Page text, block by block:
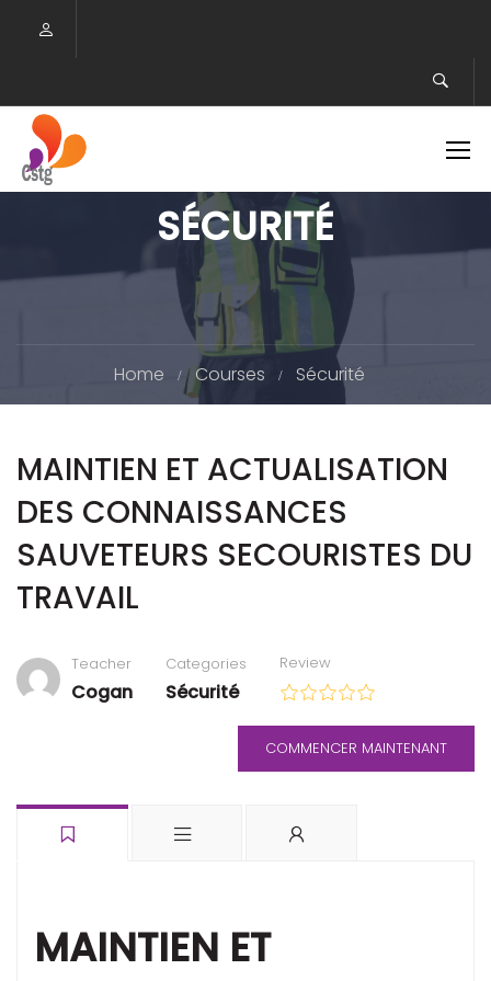
SÉCURITÉ
Home Courses Sécurité
MAINTIEN ET ACTUALISATION
DES CONNAISSANCES
SAUVETEURS SECOURISTES DU
TRAVAIL
Teacher
Cogan
Categories
Sécurité
Review
COMMENCER MAINTENANT
MAINTIEN ET